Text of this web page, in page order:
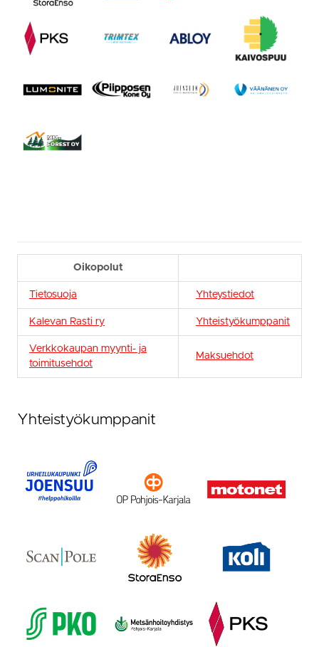
Oikopolut
Tietosuoja Yhteystiedot
Kalevan Rasti ry Yhteistyökumppanit
Verkkokaupan myynti- ja
toimitusehdot
Maksuehdot
Yhteistyökumppanit